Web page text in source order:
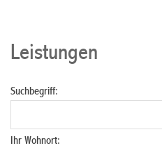
Leistungen
Suchbegriff:
Ihr Wohnort: